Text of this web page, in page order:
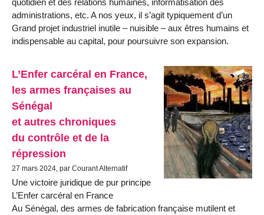
quotidien et des relations humaines, informatisation des
administrations, etc. A nos yeux, il s’agit typiquement d’un
Grand projet industriel inutile – nuisible – aux êtres humains et
indispensable au capital, pour poursuivre son expansion.
L’Enfer carcéral en France,
les armes françaises au
Sénégal
et autres chroniques
du contrôle et de la
répression
27 mars 2024, par Courant Alternatif
Une victoire juridique de pur principe
L’Enfer carcéral en France
Au Sénégal, des armes de fabrication française mutilent et